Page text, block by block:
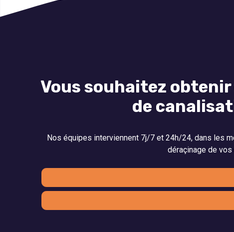
Vous souhaitez
de
Nos équipes interviennent 7j/7 et 24h/24, dans les
déraçinage de